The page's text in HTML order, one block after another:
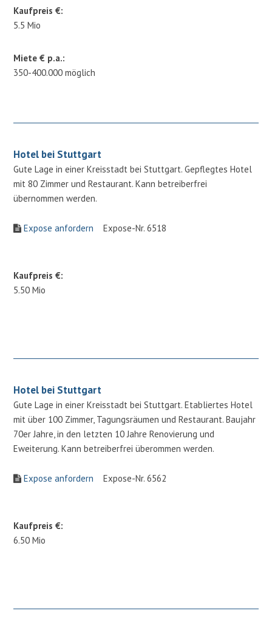
Kaufpreis €:
5.5 Mio
Miete € p.a.:
350-400.000 möglich
Hotel bei Stuttgart
Gute Lage in einer Kreisstadt bei Stuttgart. Gepflegtes Hotel
mit 80 Zimmer und Restaurant. Kann betreiberfrei
übernommen werden.
Expose anfordern Expose-Nr. 6518
Kaufpreis €:
5.50 Mio
Hotel bei Stuttgart
Gute Lage in einer Kreisstadt bei Stuttgart. Etabliertes Hotel
mit über 100 Zimmer, Tagungsräumen und Restaurant. Baujahr
70er Jahre, in den letzten 10 Jahre Renovierung und
Eweiterung. Kann betreiberfrei überommen werden.
Expose anfordern Expose-Nr. 6562
Kaufpreis €:
6.50 Mio